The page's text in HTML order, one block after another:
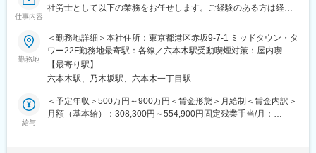
・社員向けのコンサルタントへの相談機能
・人事担当者向け管理機能
・労働者向けストレスチェック受検機能、実施者向け管理機能
法人向けプラットフォームですが、主なユーザーは、人事担当者
や社内の全ての方となります。
ルヘルスの重要性が理解されていますが、当社社はまだメンタル
ヘルスが経営課題として顕在化される前から、この領域へ取り組
仕事内容
社労士として以下の業務をお任せします。ご経験のある方は経験
務アウトソーシング業務の割合は半々です。1人当たりの担当企業
数は10～20社程です。
・人事顧問
人事労務相談/労務整備の相談/ハラスメント相談
HRのビジネスパートナーとして長期的に企業と伴走する顧問スタ
イルです。
勤務地
＜勤務地詳細＞本社住所：東京都港区赤坂9-7-1 ミッドタウン・タ
ワー22F勤務地最寄駅：各線／六本木駅受動喫煙対策：屋内喫煙
可能場所あり変更の範囲：会社の定める事業所（リモートワーク
含む）
【最寄り駅】
六本木駅、乃木坂駅、六本木一丁目駅
給与
＜予定年収＞500万円～900万円＜賃金形態＞月給制＜賃金内訳＞
月額（基本給）：308,300円～554,900円固定残業手当/月：